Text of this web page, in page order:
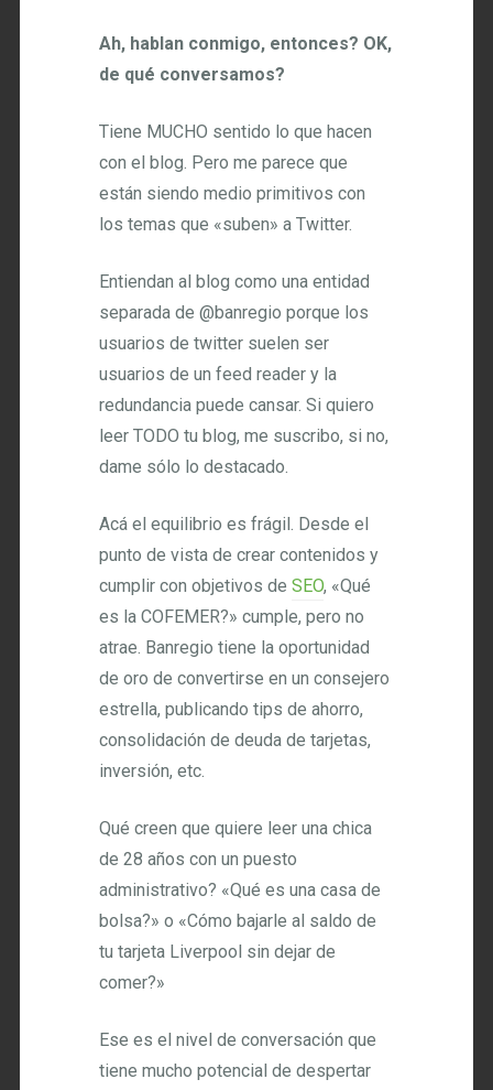
Ah, hablan conmigo, entonces? OK,
de qué conversamos?
Tiene MUCHO sentido lo que hacen
con el blog. Pero me parece que
están siendo medio primitivos con
los temas que «suben» a Twitter.
Entiendan al blog como una entidad
separada de @banregio porque los
usuarios de twitter suelen ser
usuarios de un feed reader y la
redundancia puede cansar. Si quiero
leer TODO tu blog, me suscribo, si no,
dame sólo lo destacado.
Acá el equilibrio es frágil. Desde el
punto de vista de crear contenidos y
cumplir con objetivos deSEO, «Qué
es la COFEMER?» cumple, pero no
atrae. Banregio tiene la oportunidad
de oro de convertirse en un consejero
estrella, publicando tips de ahorro,
consolidación de deuda de tarjetas,
inversión, etc.
Qué creen que quiere leer una chica
de 28 años con un puesto
administrativo? «Qué es una casa de
bolsa?» o «Cómo bajarle al saldo de
tu tarjeta Liverpool sin dejar de
comer?»
Ese es el nivel de conversación que
tiene mucho potencial de despertar